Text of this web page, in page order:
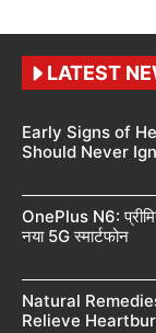
LATEST
Early Signs of
Should Never
OnePlus N6:
नया 5G स्मार्टफोन
Natural
Relieve